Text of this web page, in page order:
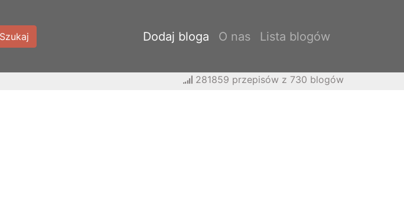
Szukaj Dodaj bloga O nas Lista blogów
281859 przepisów z 730 blogów